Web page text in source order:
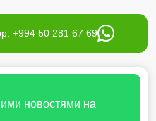
+994 50 281 67 69
новостями на